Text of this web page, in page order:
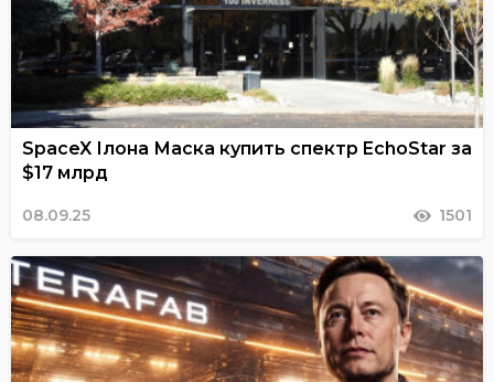
SpaceX Ілона Маска купить спектр EchoStar за
$17 млрд
08.09.25 1501